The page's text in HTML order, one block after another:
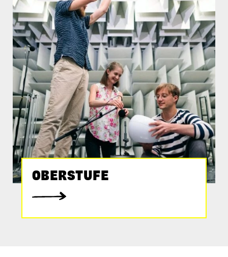
OBERSTUFE